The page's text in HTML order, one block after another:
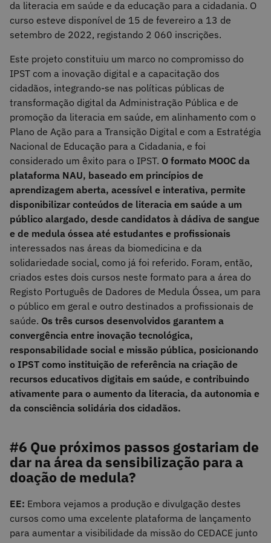
da literacia em saúde e da educação para a cidadania. O
curso esteve disponível de 15 de fevereiro a 13 de
setembro de 2022, registando 2 060 inscrições.
Este projeto constituiu um marco no compromisso do
IPST com a inovação digital e a capacitação dos
cidadãos, integrando-se nas políticas públicas de
transformação digital da Administração Pública e de
promoção da literacia em saúde, em alinhamento com o
Plano de Ação para a Transição Digital e com a Estratégia
Nacional de Educação para a Cidadania, e foi
considerado um êxito para o IPST. O formato MOOC da
plataforma NAU, baseado em princípios de
aprendizagem aberta, acessível e interativa, permite
disponibilizar conteúdos de literacia em saúde a um
público alargado, desde candidatos à dádiva de sangue
e de medula óssea até estudantes e profissionais
interessados nas áreas da biomedicina e da
solidariedade social, como já foi referido. Foram, então,
criados estes dois cursos neste formato para a área do
Registo Português de Dadores de Medula Óssea, um para
o público em geral e outro destinados a profissionais de
saúde. Os três cursos desenvolvidos garantem a
convergência entre inovação tecnológica,
responsabilidade social e missão pública, posicionando
o IPST como instituição de referência na criação de
recursos educativos digitais em saúde, e contribuindo
ativamente para o aumento da literacia, da autonomia e
da consciência solidária dos cidadãos.
#6 Que próximos passos gostariam de
dar na área da sensibilização para a
doação de medula?
EE: Embora vejamos a produção e divulgação destes
cursos como uma excelente plataforma de lançamento
para aumentar a visibilidade da missão do CEDACE junto